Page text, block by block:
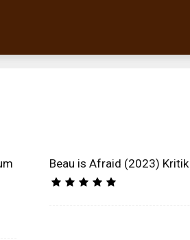
Beau is Afraid (2023) Kritik